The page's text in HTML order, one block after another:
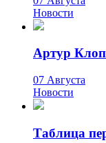
Новости
Артур
07 Августа
Новости
Таблица